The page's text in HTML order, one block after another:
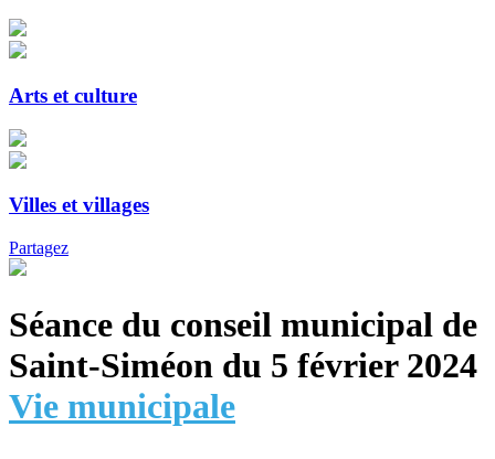
Arts et culture
Villes et villages
Partagez
Séance du conseil municipal de
Saint-Siméon du 5 février 2024
Vie municipale